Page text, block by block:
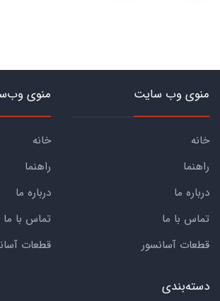
منوی وب سایت
خانه
راهنما
درباره ما
تماس با ما
قطعات آسانسور
منوی
خانه
راهنما
درباره ما
تماس با ما
قطعات
دسته‌بندی